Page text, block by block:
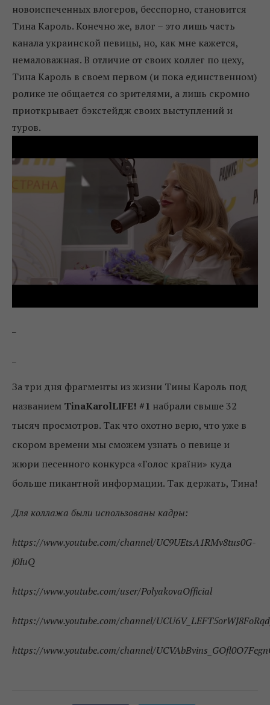
новоиспеченных влогеров, бесспорно, становится
Тина Кароль. Конечно же, влог – это лишь часть
канала украинской певицы, но, как мне кажется,
немаловажная. В отличие от своих коллег по цеху,
Тина Кароль в своем первом (и пока единственном)
ролике не общается со зрителями, а лишь скромно
приоткрывает бэкстейдж своих выступлений и
туров.
За три дня фрагменты из жизни Тины Кароль под
названием TinaKarolLIFE! #1 набрали свыше 32
тысяч просмотров. Так что охотно верю, что уже в
скором времени мы сможем узнать о певице и
жюри песенного конкурса «Голос країни» куда
больше пикантной информации. Так держать, Тина!
Для коллажа были использованы кадры:
https://www.youtube.com/channel/UC9UEtsA1RMv8tus0G-
j0IuQ
https://www.youtube.com/user/PolyakovaOfficial
https://www.youtube.com/channel/
https://www.youtube.com/channel/